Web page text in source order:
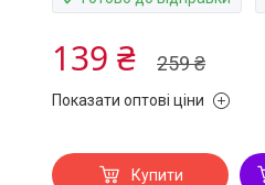
259 ₴
139 ₴
Показати оптові ціни
Купити